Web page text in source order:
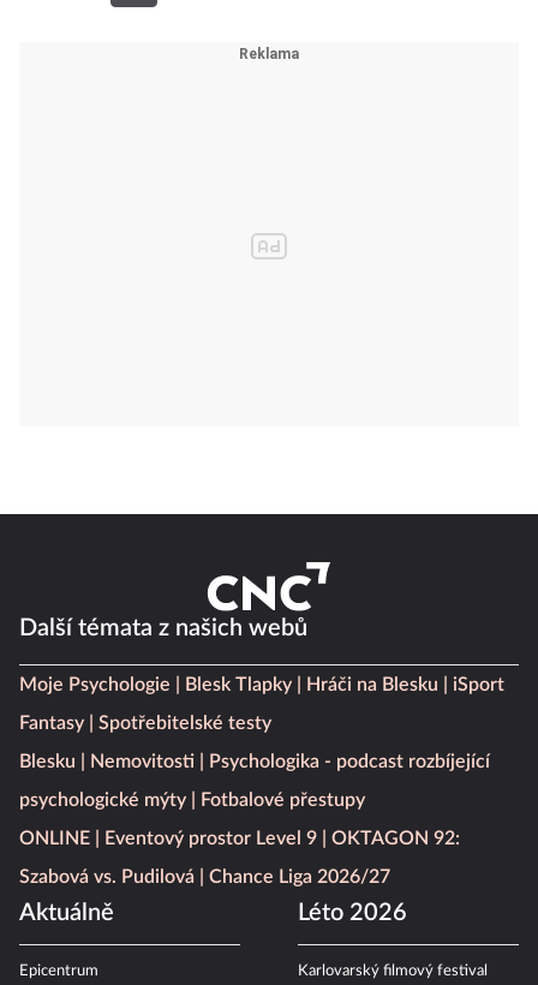
Další témata z našich webů
Moje Psychologie Blesk Tlapky Hráči na Blesku
iSport
Fantasy
Spotřebitelské testy
Blesku
Nemovitosti
Psychologika - podcast rozbíjející
psychologické mýty
Fotbalové přestupy
ONLINE
Eventový prostor Level 9
OKTAGON 92:
Szabová vs. Pudilová
Chance Liga 2026/27
Aktuálně
Epicentrum
Léto 2026
Karlovarský filmový festival